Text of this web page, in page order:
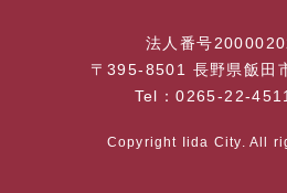
法人番号
〒395-8501 長野県飯田
Tel：0265-22-4511
Copyright Iida City. All